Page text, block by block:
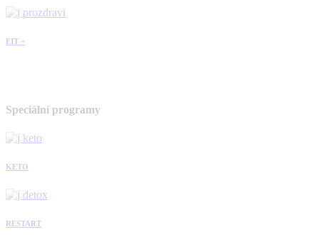
FIT +
Speciální programy
KETO
RESTART